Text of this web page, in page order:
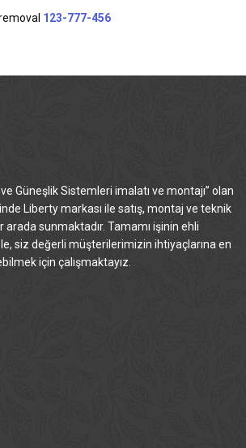
123-777-456
Güneşlik Sistemleri imalatı ve montajı” olan
Liberty markası ile satış, montaj ve teknik
sunmaktadır. Tamamı işinin ehli
siz değerli müşterilerimizin ihtiyaçlarına en
için çalışmaktayız.